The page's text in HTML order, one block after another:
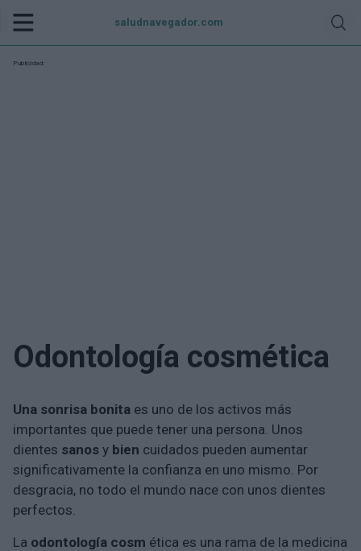
saludnavegador.com
Publicidad:
Odontología cosmética
Una sonrisa bonita es uno de los activos más
importantes que puede tener una persona. Unos
dientes sanos y bien cuidados pueden aumentar
significativamente la confianza en uno mismo. Por
desgracia, no todo el mundo nace con unos dientes
perfectos.
La odontología cosm ética es una rama de la medicina